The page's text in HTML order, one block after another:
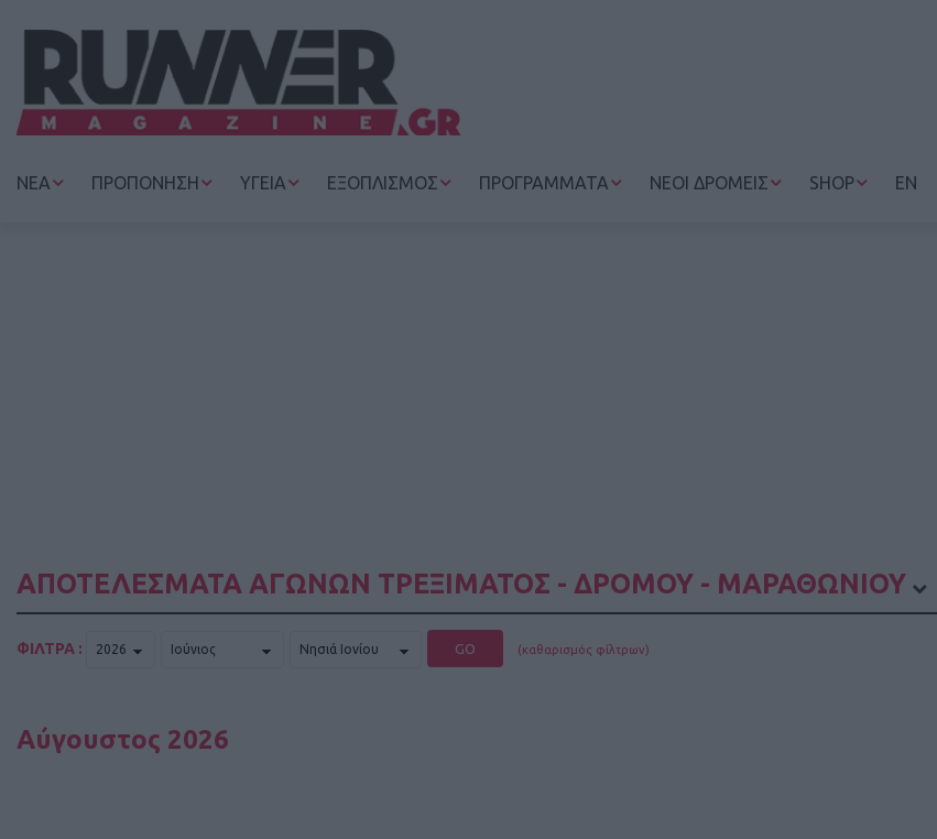
ΝΕΑ ΠΡΟΠΟΝΗΣΗ ΥΓΕΙΑ ΕΞΟΠΛΙΣΜΟΣ ΠΡΟΓΡΑΜΜΑΤΑ ΝΕΟΙ ΔΡΟΜΕΙΣ SHOP EN
ΑΠΟΤΕΛΕΣΜΑΤΑ ΑΓΩΝΩΝ ΤΡΕΞΙΜΑΤΟΣ - ΔΡΟΜΟΥ - ΜΑΡΑΘΩΝΙΟΥ
ΦΙΛΤΡΑ : GO (καθαρισμός φίλτρων)
Αύγουστος 2026